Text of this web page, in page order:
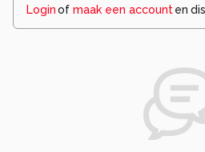
Loginof maak een account en